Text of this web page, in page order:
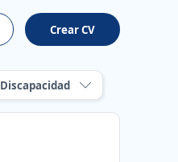
Crear CV
Discapacidad